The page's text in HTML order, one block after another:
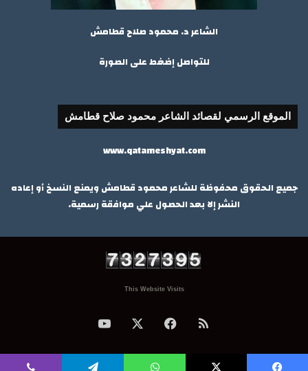
الشاعر د. محمود صلاح قطامش
للتواصل إضغط على الصورة
الموقع الرسمي لقصائد الشاعر محمود صلاح قطامش
www.qatameshyat.com
جميع الحقوق محفوظة للشاعر محمود قطامش ويمنع النسخ أو إعاده
النشر إلا بعد الحصول علي موافقة رسمية.
This Website Visits
ملخص
الموقع
فيسبوك ‫YouTube